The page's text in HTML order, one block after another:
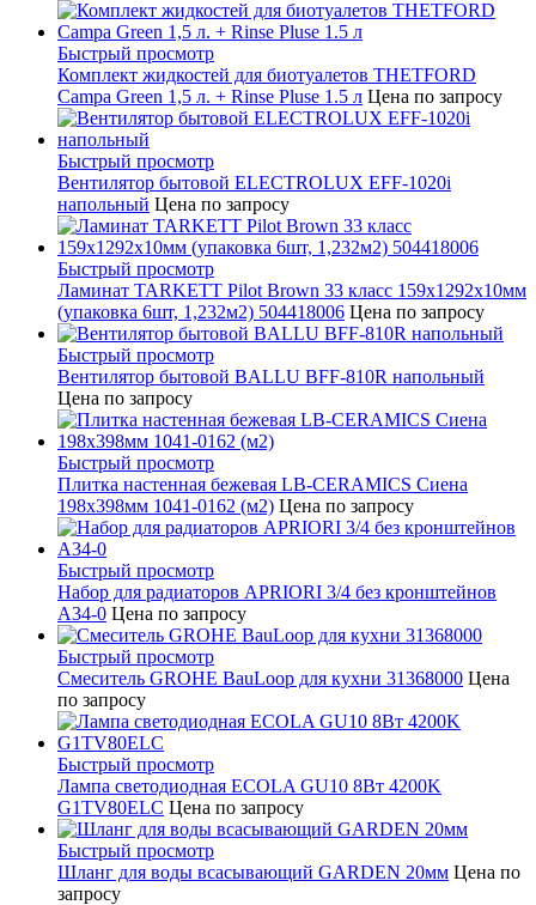
Быстрый просмотр
Комплект жидкостей для биотуалетов THETFORD
Campa Green 1,5 л. + Rinse Pluse 1.5 л Цена по запросу
Быстрый просмотр
Вентилятор бытовой ELECTROLUX EFF-1020i
напольный Цена по запросу
Быстрый просмотр
Ламинат TARKETT Pilot Brown 33 класс 159х1292х10мм
(упаковка 6шт, 1,232м2) 504418006 Цена по запросу
Быстрый просмотр
Вентилятор бытовой BALLU BFF-810R напольный
Цена по запросу
Быстрый просмотр
Плитка настенная бежевая LB-CERAMICS Сиена
198x398мм 1041-0162 (м2) Цена по запросу
Быстрый просмотр
Набор для радиаторов APRIORI 3/4 без кронштейнов
A34-0 Цена по запросу
Быстрый просмотр
Смеситель GROHE BauLoop для кухни 31368000 Цена
по запросу
Быстрый просмотр
Лампа светодиодная ECOLA GU10 8Вт 4200K
G1TV80ELC Цена по запросу
Быстрый просмотр
Шланг для воды всасывающий GARDEN 20мм Цена по
запросу